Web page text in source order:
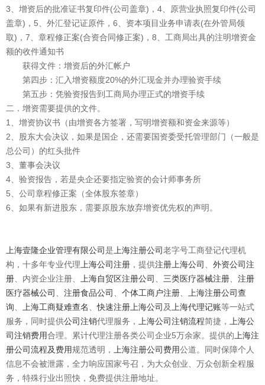
3、增资后的批准证书复印件(公司盖章)，4、原营业执照复印件(公司
盖章)，5、外汇登记证原件，6、资本项目业务申请表(在外管局领
取)，7、章程修正案(合资合同修正案)，8、工商局出具的注明增资金
额的收件通知书
获得文件：增资后的外汇帐户
第四步：汇入增资额度20%的外汇现金并办理验资手续
第五步：凭验资报告到工商局办理正式的增资手续
二．增资需要提供的文件。
1、增资协议书（由增资各方签署，写明增资额和资金来源等）
2、股东大会决议，如果是国企，还需要国资委受托管理部门（一般是
总公司）的红头批件
3、董事会决议
4、验资报告，若是央企还要指定验资的会计师事务所
5、公司章程修正案（全体股东签章）
6、如果有新进股东，需要原股东放弃增资优先权的声明。
上海壹隆企业管理有限公司是 上海注册公司老字号工商登记代理机
构，十多年专业代理 上海公司注册 ，提供注册上海公司
外资公司注
册 、内资企业注册、 上海自贸区注册公司 三类医疗器械注册
注册
医疗器械公司
注册食品公司 个体工商户注册
上海注册公司查
询
上海工商疑难查名 、快速注册上海公司 及 上海代理记账等一站式
服务，同时提供公司注销代理服务， 上海公司注销流程简捷，
上海公
司注销费用合理。累计代理注册各类公司企业5万余家。提供的 上海注
册公司流程及费用规范透明， 上海注册公司费用公道。同时保障个人
信息不会被泄露，全力响应国家号召，为大众创业、万众创新全程服
务，特殊行业出照快，免费提供注册地址。